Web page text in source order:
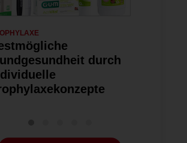
durch